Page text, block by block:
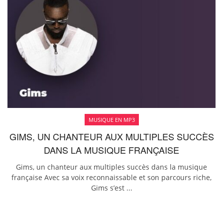
MUSIQUE EN MP3
GIMS, UN CHANTEUR AUX MULTIPLES SUCCÈS
DANS LA MUSIQUE FRANÇAISE
Gims, un chanteur aux multiples succès dans la musique
française Avec sa voix reconnaissable et son parcours riche,
Gims s’est ...